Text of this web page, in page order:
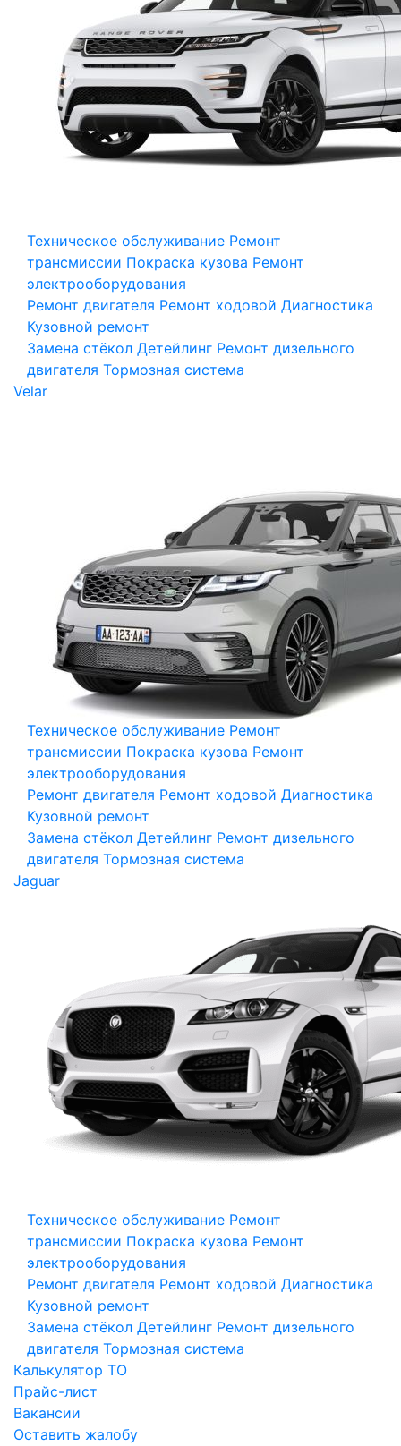
Техническое обслуживание Ремонт
трансмиссии Покраска кузова Ремонт
электрооборудования
Ремонт двигателя Ремонт ходовой Диагностика
Кузовной ремонт
Замена стёкол Детейлинг Ремонт дизельного
двигателя Тормозная система
Velar
Техническое обслуживание Ремонт
трансмиссии Покраска кузова Ремонт
электрооборудования
Ремонт двигателя Ремонт ходовой Диагностика
Кузовной ремонт
Замена стёкол Детейлинг Ремонт дизельного
двигателя Тормозная система
Jaguar
Техническое обслуживание Ремонт
трансмиссии Покраска кузова Ремонт
электрооборудования
Ремонт двигателя Ремонт ходовой Диагностика
Кузовной ремонт
Замена стёкол Детейлинг Ремонт дизельного
двигателя Тормозная система
Калькулятор ТО
Прайс-лист
Вакансии
Оставить жалобу